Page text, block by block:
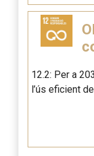
12.2: Per a
l’ús eficient